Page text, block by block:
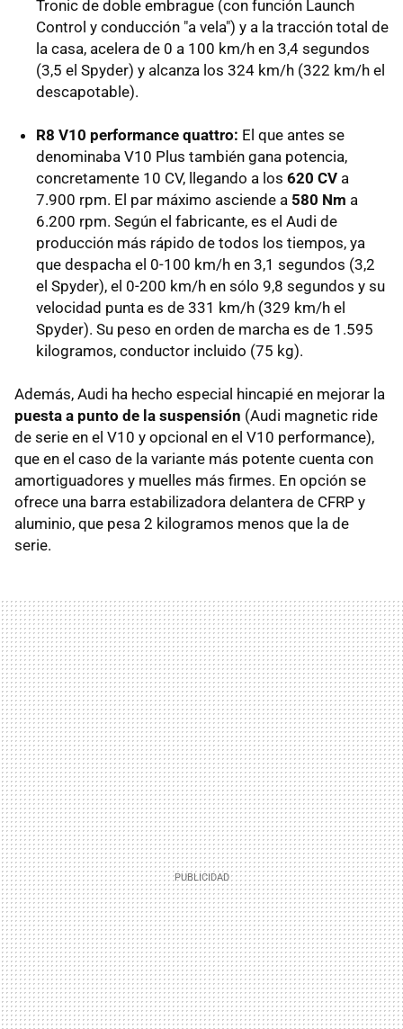
Tronic de doble embrague (con función Launch
Control y conducción "a vela") y a la tracción total de
la casa, acelera de 0 a 100 km/h en 3,4 segundos
(3,5 el Spyder) y alcanza los 324 km/h (322 km/h el
descapotable).
R8 V10 performance quattro: El que antes se
denominaba V10 Plus también gana potencia,
concretamente 10 CV, llegando a los 620 CV a
7.900 rpm. El par máximo asciende a 580 Nm a
6.200 rpm. Según el fabricante, es el Audi de
producción más rápido de todos los tiempos, ya
que despacha el 0-100 km/h en 3,1 segundos (3,2
el Spyder), el 0-200 km/h en sólo 9,8 segundos y su
velocidad punta es de 331 km/h (329 km/h el
Spyder). Su peso en orden de marcha es de 1.595
kilogramos, conductor incluido (75 kg).
Además, Audi ha hecho especial hincapié en mejorar la
puesta a punto de la suspensión (Audi magnetic ride
de serie en el V10 y opcional en el V10 performance),
que en el caso de la variante más potente cuenta con
amortiguadores y muelles más firmes. En opción se
ofrece una barra estabilizadora delantera de CFRP y
aluminio, que pesa 2 kilogramos menos que la de
serie.